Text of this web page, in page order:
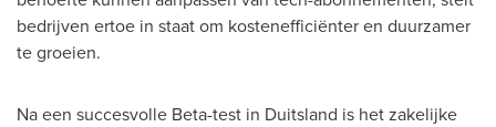
bedrijven ertoe in staat om kostenefficiënter en duurzamer
te groeien.
Na een succesvolle Beta-test in Duitsland is het zakelijke